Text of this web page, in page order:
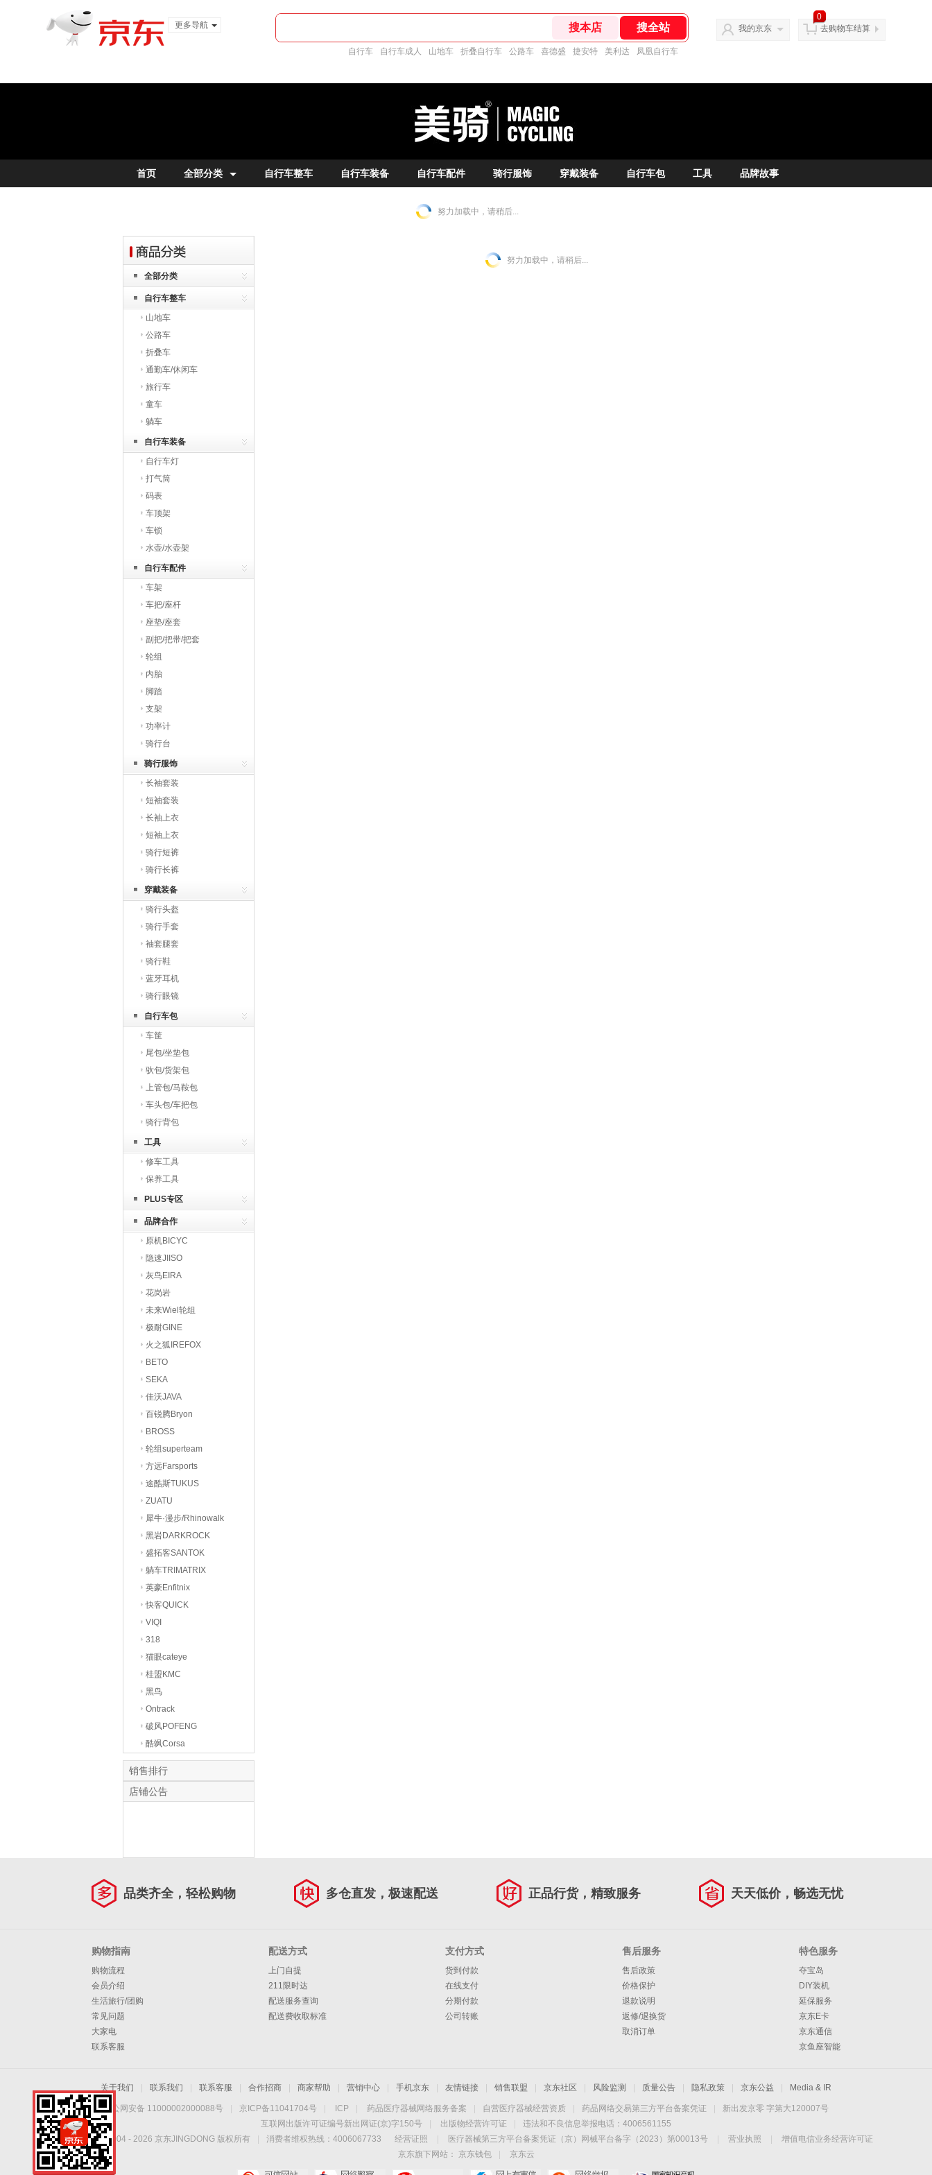
更多导航
自行车 自行车成人 山地车 折叠自行车 公路车 喜德盛 捷安特 美利达 凤凰自行车
我的京东
0
去购物车结算
首页 全部分类 自行车整车 自行车装备 自行车配件 骑行服饰 穿戴装备 自行车包 工具 品牌故事
努力加载中，请稍后...
全部分类
自行车整车
山地车
公路车
折叠车
通勤车/休闲车
旅行车
童车
躺车
自行车装备
自行车灯
打气筒
码表
车顶架
车锁
水壶/水壶架
自行车配件
车架
车把/座杆
座垫/座套
副把/把带/把套
轮组
内胎
脚踏
支架
功率计
骑行台
骑行服饰
长袖套装
短袖套装
长袖上衣
短袖上衣
骑行短裤
骑行长裤
穿戴装备
骑行头盔
骑行手套
袖套腿套
骑行鞋
蓝牙耳机
骑行眼镜
自行车包
车筐
尾包/坐垫包
驮包/货架包
上管包/马鞍包
车头包/车把包
骑行背包
工具
修车工具
保养工具
PLUS专区
品牌合作
原机BICYC
隐速JIISO
灰鸟EIRA
花岗岩
未来Wiel轮组
极耐GINE
火之狐IREFOX
BETO
SEKA
佳沃JAVA
百锐腾Bryon
BROSS
轮组superteam
方远Farsports
途酷斯TUKUS
ZUATU
犀牛·漫步/Rhinowalk
黑岩DARKROCK
盛拓客SANTOK
躺车TRIMATRIX
英豪Enfitnix
快客QUICK
VIQI
318
猫眼cateye
桂盟KMC
黑鸟
Ontrack
破风POFENG
酷飒Corsa
销售排行
店铺公告
努力加载中，请稍后...
品类齐全，轻松购物 多仓直发，极速配送 正品行货，精致服务 天天低价，畅选无忧
购物指南
购物流程
会员介绍
生活旅行/团购
常见问题
大家电
联系客服
配送方式
上门自提
211限时达
配送服务查询
配送费收取标准
支付方式
货到付款
在线支付
分期付款
公司转账
售后服务
售后政策
价格保护
退款说明
返修/退换货
取消订单
特色服务
夺宝岛
DIY装机
延保服务
京东E卡
京东通信
京鱼座智能
关于我们 联系我们 联系客服 合作招商 商家帮助 营销中心 手机京东 友情链接 销售联盟 京东社区 风险监测 质量公告 隐私政策 京东公益 Media & IR
京公网安备 11000002000088号 京ICP备11041704号 ICP 药品医疗器械网络服务备案 自营医疗器械经营资质 药品网络交易第三方平台备案凭证
新出发京零 字第大120007号
互联网出版许可证编号新出网证(京)字150号
出版物经营许可证
违法和不良信息举报电话：4006561155
Copyright © 2004 - 2026 京东JINGDONG 版权所有 消费者维权热线：4006067733 经营证照 医疗器械第三方平台备案凭证（京）网械平台备字（2023）第00013号 营业执照
增值电信业务经营许可证
京东旗下网站：
京东钱包
京东云
手机扫一扫，劲爆优